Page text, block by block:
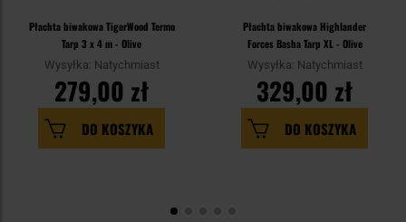
Płachta biwakowa TigerWood Termo
Tarp 3 x 4 m - Olive
Wysyłka: Natychmiast
279,00 zł
DO KOSZYKA
Płachta biwakowa Highlander
Forces Basha Tarp XL - Olive
Wysyłka: Natychmiast
329,00 zł
DO KOSZYKA